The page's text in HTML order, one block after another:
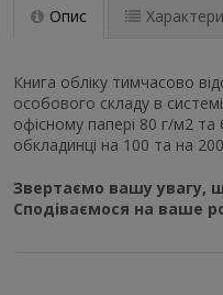
Опис
Книга обліку тимчасово
особового складу в
офісному папері 80 г/м2
обкладинці на 100 та на
Звертаємо вашу увагу,
Сподіваємося на ваше